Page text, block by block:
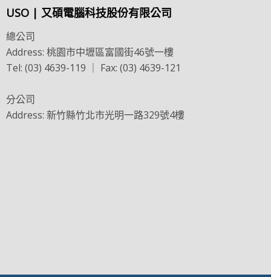
USO | 又碩電腦科技股份有限公司
總公司
Address: 桃園市中壢區富國街46號一樓
Tel: (03) 4639-119 ｜ Fax: (03) 4639-121
分公司
Address: 新竹縣竹北市光明一路329號4樓